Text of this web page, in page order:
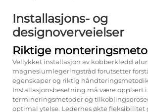
Installasjons- og
designoverveielser
Riktige
Vellykket installasjon av kobberkledd
magnesiumlegeringstråd forutsetter
egenskaper og riktig
Installasjonsbesetning må være opplært i
termineringsmetoder og
optimal ytelse. Ledernes økte fleksibilitet